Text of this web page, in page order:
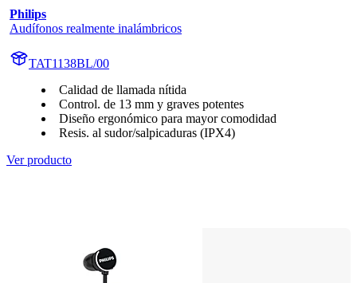
Philips
Audífonos realmente inalámbricos
TAT1138BL/00
Calidad de llamada nítida
Control. de 13 mm y graves potentes
Diseño ergonómico para mayor comodidad
Resis. al sudor/salpicaduras (IPX4)
Ver producto